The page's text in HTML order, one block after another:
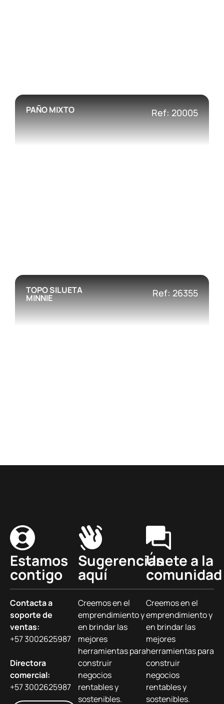
PAÑO MIXTO Ref: 20005
TOPO SILUETA
MINNIE Ref: 26355
Estamos
contigo
Contacta a
soporte de
ventas:
+57 3002625987
Directora
comercial:
+57 3002625987
Sugerencias
aquí
Creemos en el
emprendimiento y
en brindar las
mejores
herramientas para
construir
negocios
rentables y
sostenibles.
Únete a la
comunidad
Creemos en el
emprendimiento y
en brindar las
mejores
herramientas para
construir
negocios
rentables y
sostenibles.